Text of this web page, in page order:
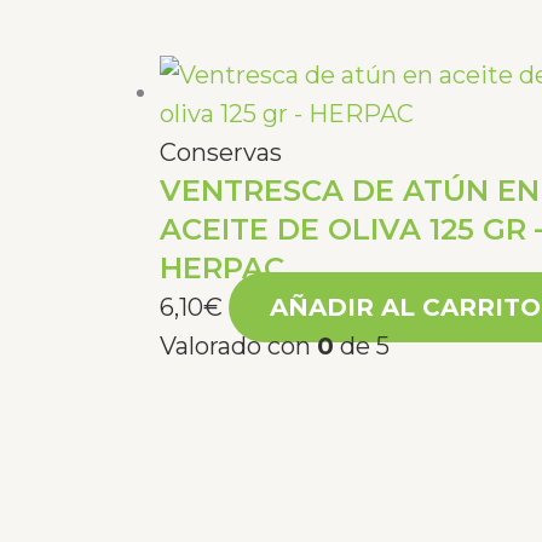
Conservas
VENTRESCA DE ATÚN EN
ACEITE DE OLIVA 125 GR
HERPAC
6,10€
AÑADIR AL CARRITO
Valorado con0de 5